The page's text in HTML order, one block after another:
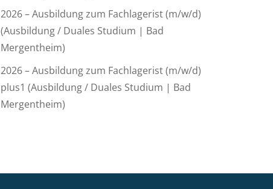
2026 – Ausbildung zum Fachlagerist (m/w/d)
(Ausbildung / Duales Studium | Bad
Mergentheim)
2026 – Ausbildung zum Fachlagerist (m/w/d)
plus1 (Ausbildung / Duales Studium | Bad
Mergentheim)